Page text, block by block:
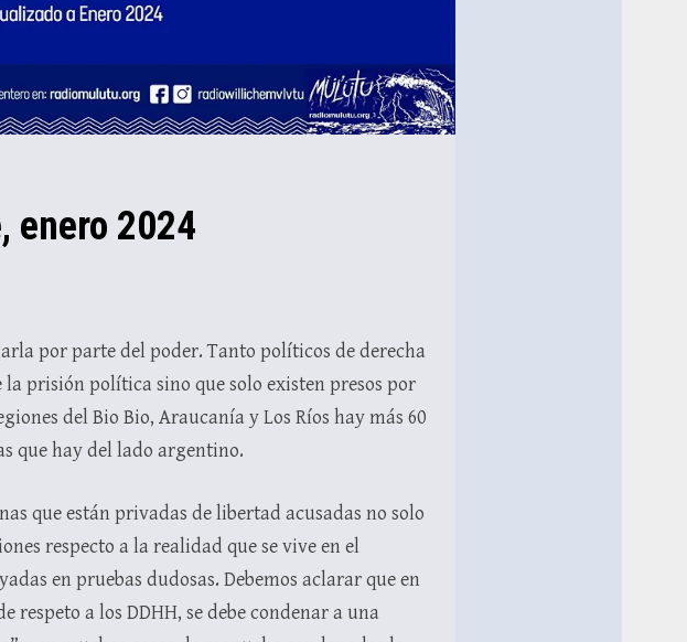
enero 2024
por parte del poder. Tanto políticos de derecha
prisión política sino que solo existen presos por
del Bio Bio, Araucanía y Los Ríos hay más 60
que hay del lado argentino.
que están privadas de libertad acusadas no solo
respecto a la realidad que se vive en el
en pruebas dudosas. Debemos aclarar que en
a los DDHH, se debe condenar a una